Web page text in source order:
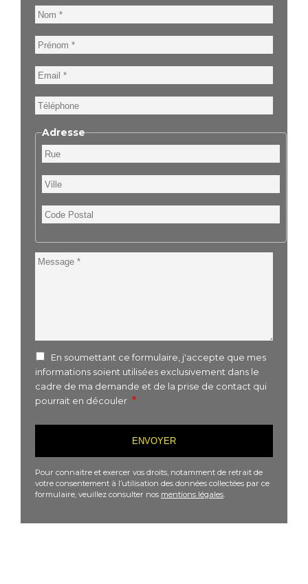
Nom
Prénom
Email
Téléphone
Adresse
Rue
Ville
Code
Postal
Message
En soumettant ce formulaire, j'accepte que mes
informations soient utilisées exclusivement dans le
cadre de ma demande et de la prise de contact qui
pourrait en découler
Pour connaitre et exercer vos droits, notamment de retrait de
votre consentement à l’utilisation des données collectées par ce
formulaire, veuillez consulter nos mentions légales